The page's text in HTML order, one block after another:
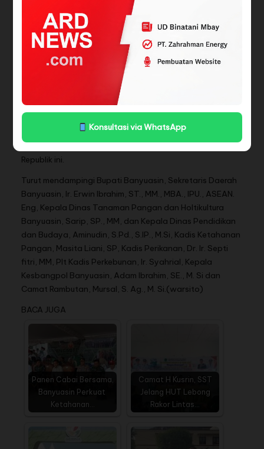
Konsultasi via WhatsApp
Apalagi sejak ratusan tahun yang lalu, bangsa kita,
rakyat kita mendambakan ketahanan pangan. Prabowo
juga mengapresiasi inovasi ustad Adi Hidayat yang
menjadi inisiator gerakan Indonesia Menanam (Gerina).
Sumatera Selatan, Kabupaten Banyuasin potensinya luar
biasa. Kita akan ciptakan Indonesia dengan wajah kuat
dengan memiliki ketahanan pangan yang kuat. “Kita
Indonesia bermartabat, tidak akan mengemis, Kita kaya
sumber daya alam, Kita kuatkan langkah menuju
Indonesia Emas 2045,” tutup orang nomor satu di
Republik ini.
Turut mendampingi Bupati Banyuasin, Sekretaris Daerah
Banyuasin, Ir. Erwin Ibrahim, ST., MM., MBA., IPU., ASEAN.
Eng, Kepala Dinas Tanaman Pangan dan Holtikultura
Banyuasin, Sarip, SP., MM, dan Kepala Dinas Pendidikan
dan Budaya, Aminudin, S.Pd., S.IP., M.Si, Kadis Ketahanan
Pangan, Masita Liani, SP, Kadis Perikanan, Dr. Ir. Septi
fitri, MM, Plt Kadis Perkebunan, Ir. Syahrial, Kepala
Kesbangpol Banyuasin, Adam Ibrahim, SE., M. Si dan
Camat Rambutan, Mursal, S. Ag., M. Si.(warsito)
BACA JUGA
Panen Cabai Bersama,
Banyuasin Perkuat
Ketahanan…
Camat H Kusrin, SST
Jelang HUT Lebong
Rakor Lintas…